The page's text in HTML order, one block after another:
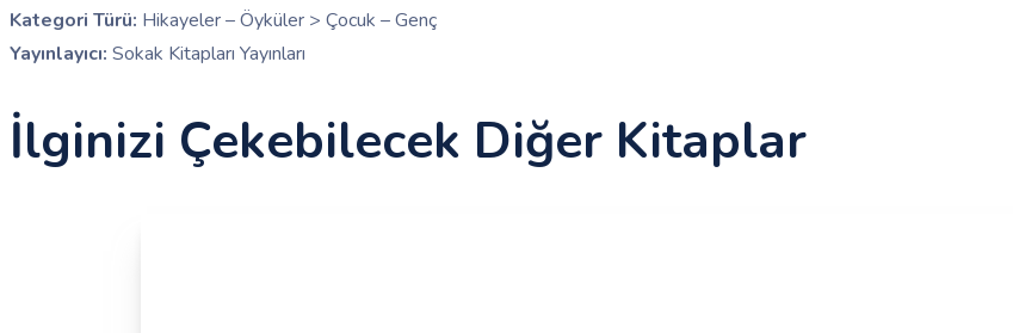
Kategori Türü: Hikayeler – Öyküler > Çocuk – Genç
Yayınlayıcı: Sokak Kitapları Yayınları
İlginizi Çekebilecek Diğer Kitaplar